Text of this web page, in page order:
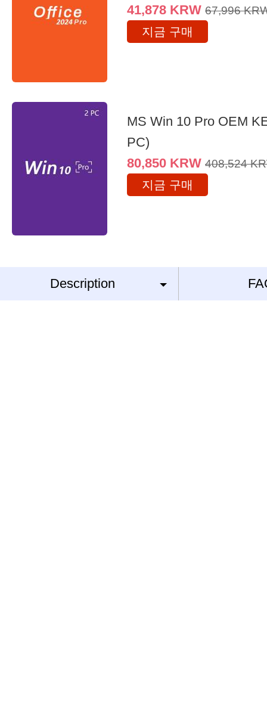
41,878 KRW 67,996
지금 구매
MS Win 10 Pro OEM
PC)
80,850 KRW 408,524
지금 구매
Description